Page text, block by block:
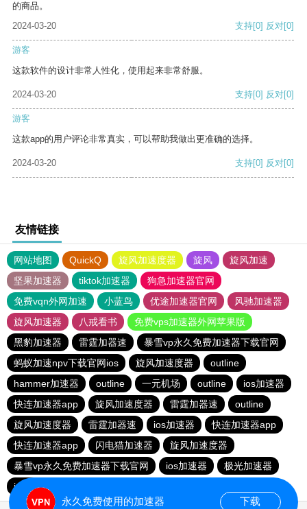
的商品。
2024-03-20
支持[0] 反对[0]
游客
这款软件的设计非常人性化，使用起来非常舒服。
2024-03-20 支持[0] 反对[0]
游客
这款app的用户评论非常真实，可以帮助我做出更准确的选择。
2024-03-20 支持[0] 反对[0]
友情链接
网站地图 QuickQ 旋风加速度器 旋风
旋风加速
坚果加速器
tiktok加速器
狗急加速器官网
免费vqn外网加速
小蓝鸟 优途加速器官网
风驰加速器
旋风加速器
八戒看书
免费vps加速器外网苹果版
黑豹加速器
雷霆加器速
暴雪vp永久免费加速器下载官网
蚂蚁加速npv下载官网ios
旋风加速度器
outline
hammer加速器
outline 一元机场 outline
ios加速器
快连加速器app
旋风加速度器 雷霆加器速
outline
旋风加速度器
雷霆加器速 ios加速器
快连加速器app
快连加速器app
闪电猫加速器
旋风加速度器
暴雪vp永久免费加速器下载官网
ios加速器
极光加速器
ios加速器
永久免费使用的加速器 下载